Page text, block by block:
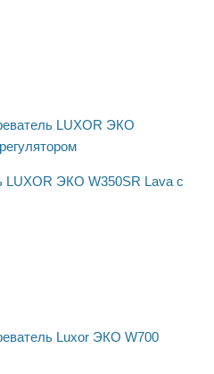
LUXOR ЭКО W350SR Lava с